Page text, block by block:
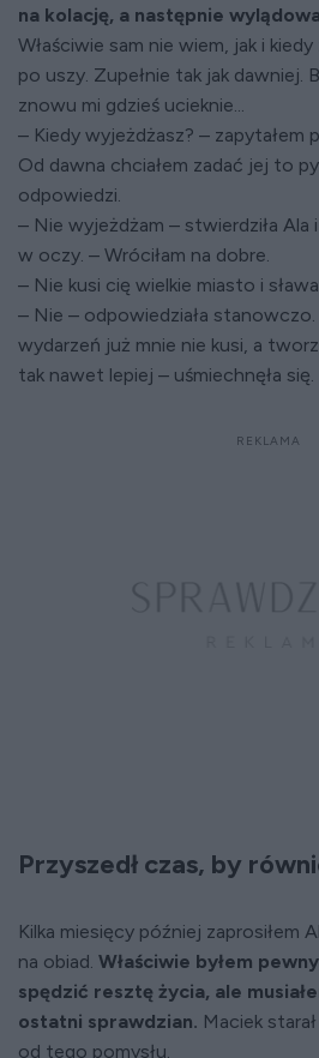
na kolację, a następnie
Właściwie sam nie wiem, jak i
po uszy. Zupełnie tak jak dawniej.
znowu mi gdzieś ucieknie...
– Kiedy wyjeżdżasz? – zapytałem
Od dawna chciałem zadać jej to
odpowiedzi.
– Nie wyjeżdżam – stwierdziła Ala
w oczy. – Wróciłam na dobre.
– Nie kusi cię wielkie miasto i
– Nie – odpowiedziała
wydarzeń już mnie nie kusi, a
tak nawet lepiej – uśmiechnęła się.
Przyszedł czas, by
Kilka miesięcy później zaprosiłem
na obiad. Właściwie byłem
spędzić resztę życia, ale
ostatni sprawdzian. Maciek
od tego pomysłu.